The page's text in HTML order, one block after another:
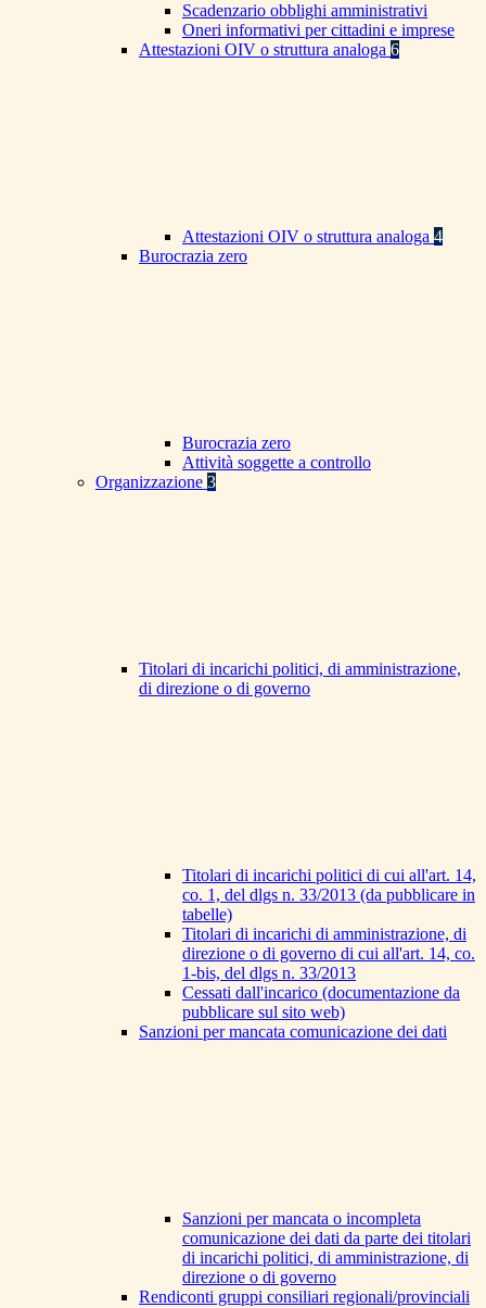
Scadenzario obblighi amministrativi
Oneri informativi per cittadini e imprese
Attestazioni OIV o struttura analoga 6
Attestazioni OIV o struttura analoga 4
Burocrazia zero
Burocrazia zero
Attività soggette a controllo
Organizzazione 3
Titolari di incarichi politici, di amministrazione,
di direzione o di governo
Titolari di incarichi politici di cui all'art. 14,
co. 1, del dlgs n. 33/2013 (da pubblicare in
tabelle)
Titolari di incarichi di amministrazione, di
direzione o di governo di cui all'art. 14, co.
1-bis, del dlgs n. 33/2013
Cessati dall'incarico (documentazione da
pubblicare sul sito web)
Sanzioni per mancata comunicazione dei dati
Sanzioni per mancata o incompleta
comunicazione dei dati da parte dei titolari
di incarichi politici, di amministrazione, di
direzione o di governo
Rendiconti gruppi consiliari regionali/provinciali